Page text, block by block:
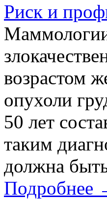
Риск и
возрастом
опухоли
50 лет
таким
должна
Подробнее